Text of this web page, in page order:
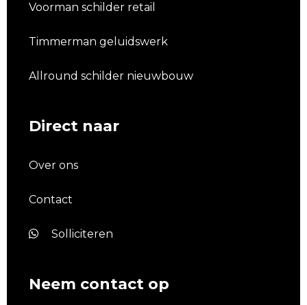
Voorman schilder retail
Timmerman geluidswerk
Allround schilder nieuwbouw
Direct naar
Over ons
Contact
Solliciteren
Neem contact op